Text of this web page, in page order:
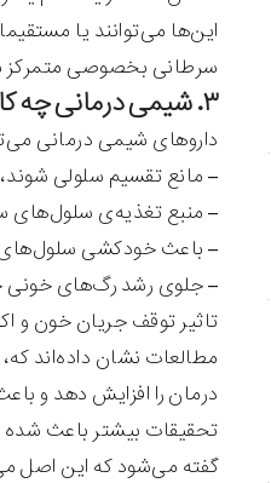
این‌ها می‌توانند یا
سرطانی بخصوصی متمرکز
۳. شیمی درمانی چه کاری انجام می‌دهد؟
داروهای شیمی درمانی
– مانع تقسیم سلولی
– منبع تغذیه‌ی سلول‌های
– باعث خودکشی سلول‌های
– جلوی رشد رگ‌های خونی
تاثیر توقف جریان خون و
مطالعات نشان داده‌اند
درمان را افزایش دهد و
تحقیقات بیشتر باعث
گفته می‌شود که این اصل